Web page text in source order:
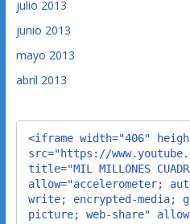
julio 2013
junio 2013
mayo 2013
abril 2013
<iframe width="406"
src="https://
title="MIL MILLONES
allow="accelerometer;
write; encrypted-media;
picture; web-share"